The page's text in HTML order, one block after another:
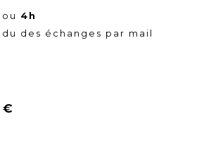
ou 4h
des échanges par mail
€